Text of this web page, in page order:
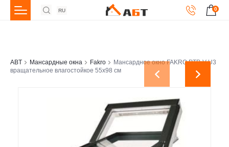
RU 0
ABT Мансардные окна Fakro
Мансардное окно FAKRO PTP-V U3
вращательное влагостойкое 55x98 см